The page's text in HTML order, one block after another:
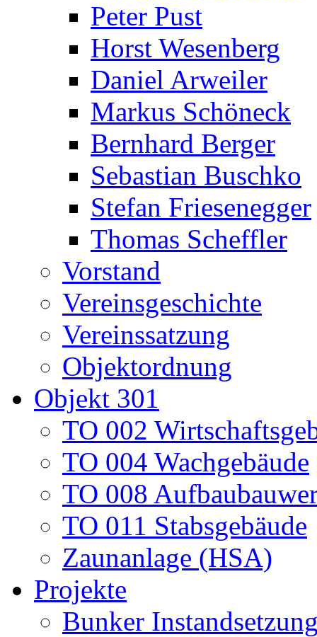
Peter Pust
Horst Wesenberg
Daniel Arweiler
Markus Schöneck
Bernhard Berger
Sebastian Buschko
Stefan Friesenegger
Thomas Scheffler
Vorstand
Vereinsgeschichte
Vereinssatzung
Objektordnung
Objekt 301
TO 002
TO 004 Wachgebäude
TO 008
TO 011 Stabsgebäude
Zaunanlage (HSA)
Projekte
Bunker